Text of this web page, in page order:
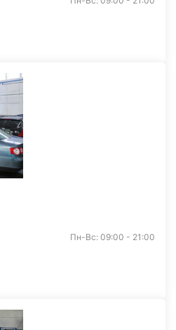
Пн-Вс: 09:00 - 21:00